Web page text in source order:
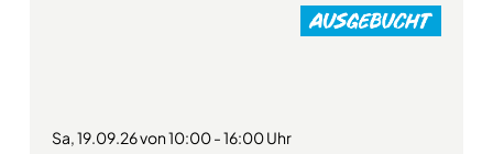
Sa, 19.09.26 von 10:00 - 16:00 Uhr